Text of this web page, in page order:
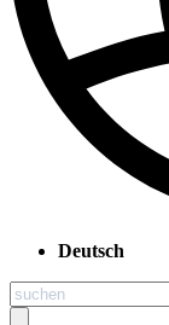
Deutsch